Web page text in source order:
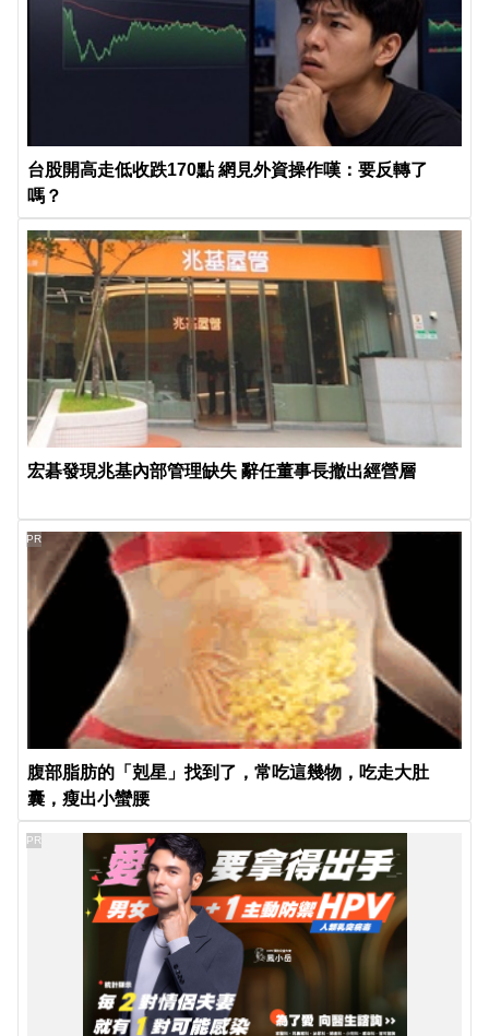
台股開高走低收跌170點 網見外資操作嘆：要反轉了
嗎？
宏碁發現兆基內部管理缺失 辭任董事長撤出經營層
腹部脂肪的「剋星」找到了，常吃這幾物，吃走大肚
囊，瘦出小蠻腰
PR
PR